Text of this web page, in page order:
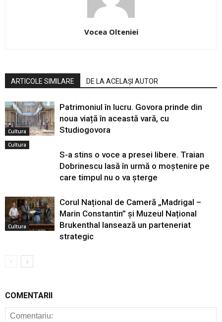
Vocea Olteniei
ARTICOLE SIMILARE DE LA ACELAȘI AUTOR
Cultura
Patrimoniul în lucru. Govora prinde din
noua viață în această vară, cu
Studiogovora
Cultura
S-a stins o voce a presei libere. Traian
Dobrinescu lasă în urmă o moștenire pe
care timpul nu o va șterge
Cultura
Corul Național de Cameră „Madrigal –
Marin Constantin” și Muzeul Național
Brukenthal lansează un parteneriat
strategic
COMENTARII